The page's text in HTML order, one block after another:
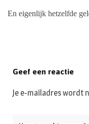
En eigenlijk hetzelfde
Geef een reactie
Je e-mailadres wordt